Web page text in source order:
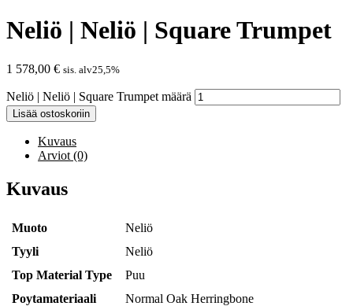
Neliö | Neliö | Square Trumpet
1 578,00 € sis. alv25,5%
Neliö | Neliö | Square Trumpet määrä
Lisää ostoskoriin
Kuvaus
Arviot (0)
Kuvaus
Muoto
Neliö
Tyyli
Neliö
Top Material Type
Puu
Poytamateriaali
Normal Oak Herringbone